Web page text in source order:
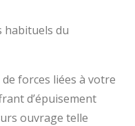
habituels du
forces liées à votre
d’épuisement
ouvrage telle